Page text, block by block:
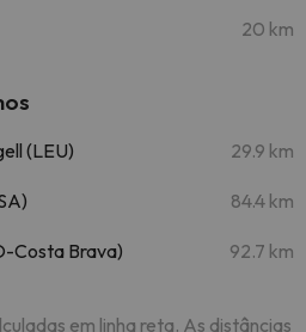
20 km
(LEU) 29.9 km
84.4 km
Costa Brava) 92.7 km
em linha reta. As distâncias